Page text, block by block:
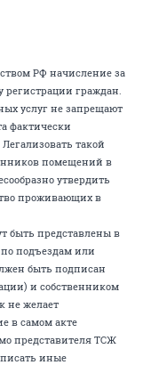
РФ начисление за
регистрации граждан.
услуг не запрещают
фактически
такой
помещений в
утвердить
проживающих в
быть представлены в
подъездам или
быть подписан
и собственником
не желает
в самом акте
представителя ТСЖ
иные